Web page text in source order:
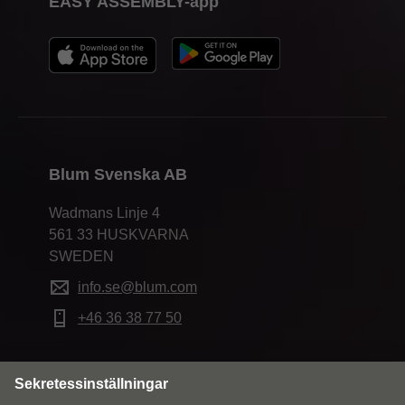
Blum Svenska AB
Wadmans Linje 4
561 33 HUSKVARNA
SWEDEN
info.se@blum.com
+46 36 38 77 50